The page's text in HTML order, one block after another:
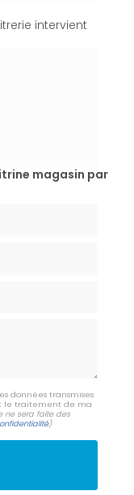
intervient
magasin par
données transmises
le traitement de ma
ne sera faite des
)